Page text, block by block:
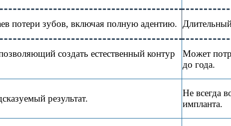
потери зубов, включая полную адентию.
создать естественный контур
Может
до года.
результат.
Не всегда
импланта.